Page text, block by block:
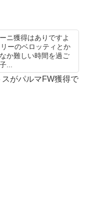
ニ獲得はありですよ
ーのベロッティとか
か難しい時間を過ご
...
がパルマFW獲得で